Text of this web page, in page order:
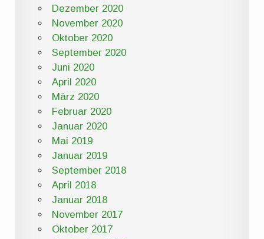
Dezember 2020
November 2020
Oktober 2020
September 2020
Juni 2020
April 2020
März 2020
Februar 2020
Januar 2020
Mai 2019
Januar 2019
September 2018
April 2018
Januar 2018
November 2017
Oktober 2017